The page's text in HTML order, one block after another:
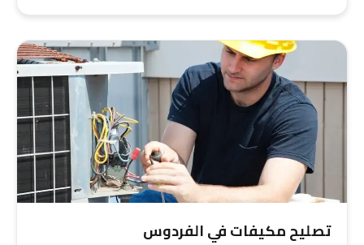
تصليح مكيفات في الفردوس